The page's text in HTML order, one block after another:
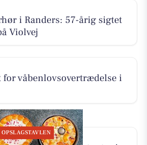
i Randers: 57-årig sigtet
Violvej
for våbenlovsovertrædelse i
OPSLAGSTAVLEN